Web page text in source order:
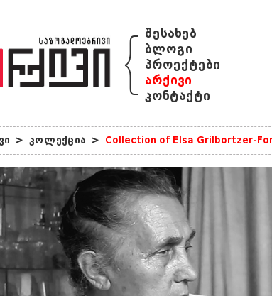
{ შესახებ
ბლოგი
პროექტები
არქივი
კონტაქტი
> კოლექცია > Collection of Elsa Grilbortzer-